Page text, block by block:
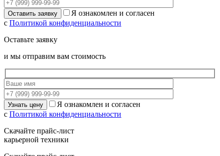
Я ознакомлен и согласен
с Политикой конфиденциальности
Оставьте заявку
и мы отправим вам стоимость
Я ознакомлен и согласен
с Политикой конфиденциальности
Скачайте прайс-лист
карьерной техники